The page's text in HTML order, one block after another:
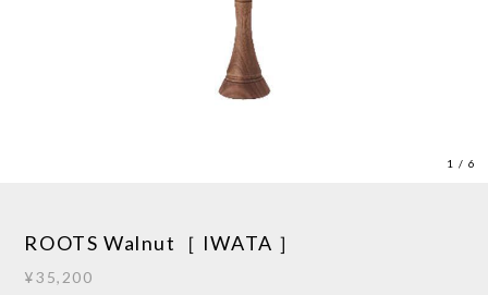
1 /6
ROOTS Walnut［ IWATA ］
¥35,200